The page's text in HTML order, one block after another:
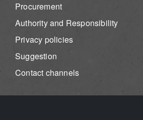
Procurement
Authority and Responsibility
Privacy policies
Suggestion
Contact channels